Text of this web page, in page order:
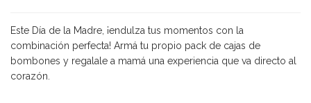
Este Día de la Madre, ¡endulza tus momentos con la
combinación perfecta! Armá tu propio pack de cajas de
bombones y regalale a mamá una experiencia que va directo al
corazón.